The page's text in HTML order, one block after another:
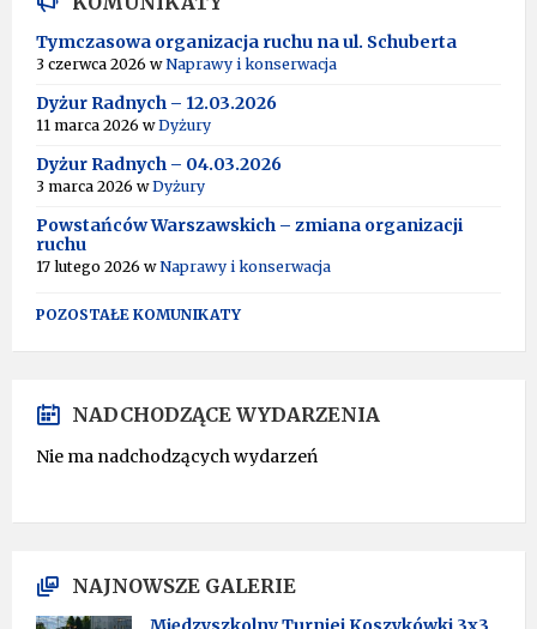
E
R
N
T
I
E
:
Tymczasowa organizacja ruchu na ul. Schuberta
3 czerwca 2026 wNaprawy i konserwacja
Dyżur Radnych – 12.03.2026
11 marca 2026 wDyżury
Dyżur Radnych – 04.03.2026
3 marca 2026 wDyżury
Powstańców Warszawskich – zmiana organizacji
ruchu
17 lutego 2026 wNaprawy i konserwacja
POZOSTAŁE KOMUNIKATY
NADCHODZĄCE WYDARZENIA
Nie ma nadchodzących wydarzeń
NAJNOWSZE GALERIE